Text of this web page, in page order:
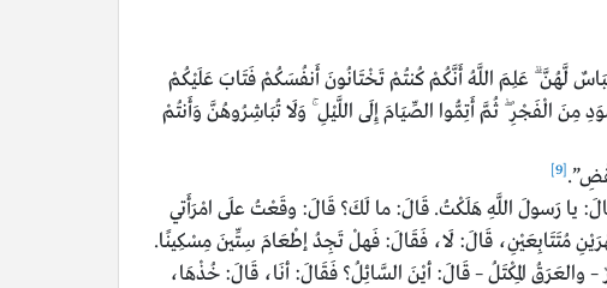
لَّهُنَّ ۗ عَلِمَ اللَّهُ أَنَّكُمْ كُنتُمْ تَخْتَانُونَ أَنفُسَكُمْ فَتَابَ عَلَيْكُمْ
الْفَجْرِ ۖ ثُمَّ أَتِمُّوا الصِّيَامَ إِلَى اللَّيْلِ ۚ وَلَا تُبَاشِرُوهُنَّ وَأَنتُمْ
[9]
يا رَسولَ اللَّهِ هَلَكْتُ. قَالَ: ما لَكَ؟ قَالَ: وقَعْتُ علَى امْرَأَتي
مُتَتَابِعَيْنِ، قَالَ: لَا، فَقَالَ: فَهلْ تَجِدُ إطْعَامَ سِتِّينَ مِسْكِينًا.
المِكْتَلُ – قَالَ: أيْنَ السَّائِلُ؟ فَقَالَ: أنَا، قَالَ: خُذْهَا،